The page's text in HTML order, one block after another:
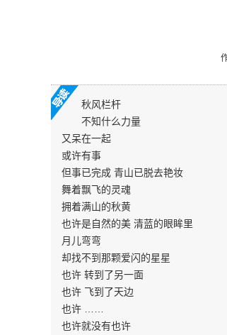
秋风栏杆
不知什么力量
又呆在一起
或许有事
但事已完成 青山已脱去艳妆
舞着飘飞的灵魂
拥着满山的秋黄
也许是自然的美 清蓝的眼眸里
月儿弯弯
却找不到那颗爱闪的星星
也许 转到了另一面
也许 飞到了天边
也许 ……
也许就没有也许